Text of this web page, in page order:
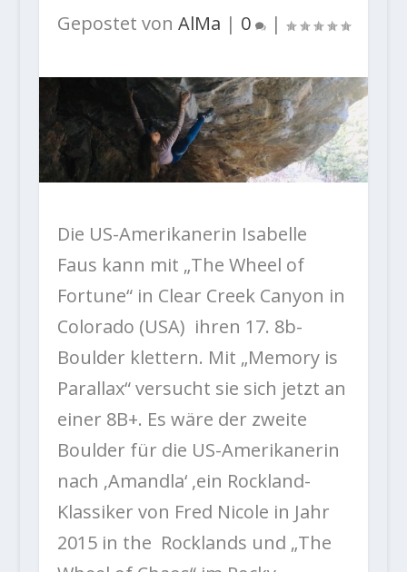
Gepostet von AlMa | 0 |
Die US-Amerikanerin Isabelle
Faus kann mit „The Wheel of
Fortune“ in Clear Creek Canyon in
Colorado (USA) ihren 17. 8b-
Boulder klettern. Mit „Memory is
Parallax“ versucht sie sich jetzt an
einer 8B+. Es wäre der zweite
Boulder für die US-Amerikanerin
nach ‚Amandla‘ ,ein Rockland-
Klassiker von Fred Nicole in Jahr
2015 in the Rocklands und „The